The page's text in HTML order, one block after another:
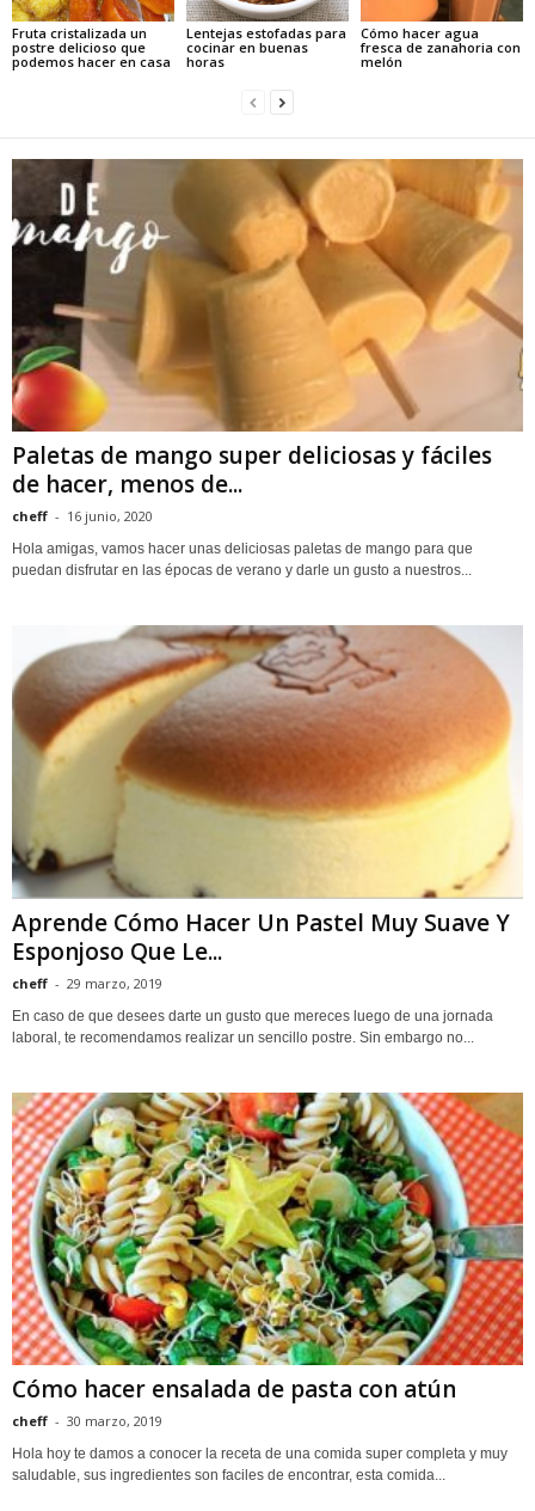
Fruta cristalizada un
postre delicioso que
podemos hacer en casa
Lentejas estofadas para
cocinar en buenas
horas
Cómo hacer agua
fresca de zanahoria con
melón
Paletas de mango super deliciosas y fáciles
de hacer, menos de...
cheff - 16 junio, 2020
Hola amigas, vamos hacer unas deliciosas paletas de mango para que
puedan disfrutar en las épocas de verano y darle un gusto a nuestros...
Aprende Cómo Hacer Un Pastel Muy Suave Y
Esponjoso Que Le...
cheff - 29 marzo, 2019
En caso de que desees darte un gusto que mereces luego de una jornada
laboral, te recomendamos realizar un sencillo postre. Sin embargo no...
Cómo hacer ensalada de pasta con atún
cheff - 30 marzo, 2019
Hola hoy te damos a conocer la receta de una comida super completa y muy
saludable, sus ingredientes son faciles de encontrar, esta comida...